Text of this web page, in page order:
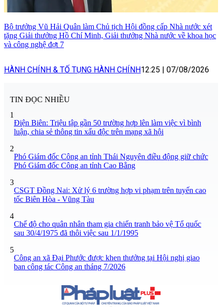
Bộ trưởng Vũ Hải Quân làm Chủ tịch Hội đồng cấp Nhà nước xét
tặng Giải thưởng Hồ Chí Minh, Giải thưởng Nhà nước về khoa học
và công nghệ đợt 7
HÀNH CHÍNH & TỐ TỤNG HÀNH CHÍNH12:25 | 07/08/2026
TIN ĐỌC NHIỀU
1
Điện Biên: Triệu tập gần 50 trường hợp lên làm việc vì bình
luận, chia sẻ thông tin xấu độc trên mạng xã hội
2
Phó Giám đốc Công an tỉnh Thái Nguyên điều động giữ chức
Phó Giám đốc Công an tỉnh Cao Bằng
3
CSGT Đồng Nai: Xử lý 6 trường hợp vi phạm trên tuyến cao
tốc Biên Hòa - Vũng Tàu
4
Chế độ cho quân nhân tham gia chiến tranh bảo vệ Tổ quốc
sau 30/4/1975 đã thôi việc sau 1/1/1995
5
Công an xã Đại Phước được khen thưởng tại Hội nghị giao
ban công tác Công an tháng 7/2026